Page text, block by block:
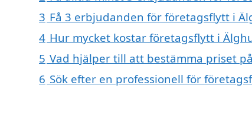
3 Få 3 erbjudanden för företagsflytt i
4 Hur mycket kostar företagsflytt i
5 Vad hjälper till att bestämma priset
6 Sök efter en professionell för